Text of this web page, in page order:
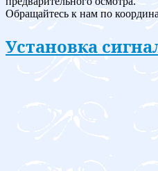
Обращайтесь к нам по
Установка